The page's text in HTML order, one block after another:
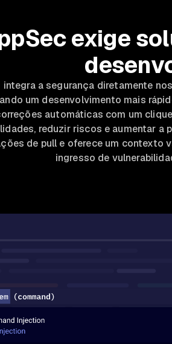
exige
integra a segurança diretamente
um desenvolvimento mais
automáticas com um
reduzir riscos e aumentar a
de pull e oferece um contexto
ingresso de